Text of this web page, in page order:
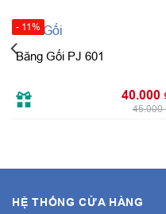
- 11%
Băng Gối PJ 601
45.000
Giá
gốc
40.000
HỆ THỐNG CỬA HÀNG